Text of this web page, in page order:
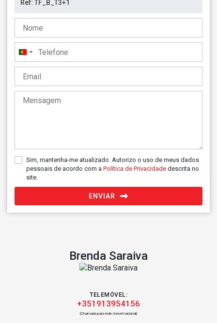
Portugal
+351
Sim, mantenha-me atualizado. Autorizo o uso de meus dados
pessoais de acordo com a Política de Privacidade descrita no
site.
ENVIAR
Brenda Saraiva
TELEMÓVEL:
+351913954156
(Chamada para rede móvel nacional)